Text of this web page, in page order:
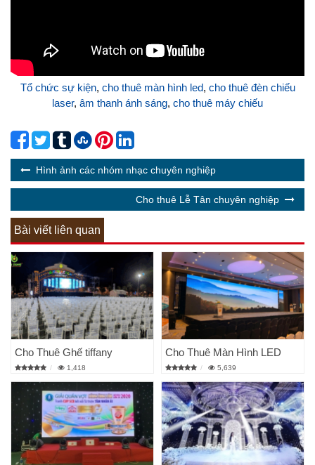
Tổ chức sự kiện, cho thuê màn hình led, cho thuê đèn chiếu
laser, âm thanh ánh sáng, cho thuê máy chiếu
Hình ảnh các nhóm nhạc chuyên nghiệp
Cho thuê Lễ Tân chuyên nghiệp
Bài viết liên quan
Cho Thuê Ghế tiffany
1,418
Cho Thuê Màn Hình LED
5,639